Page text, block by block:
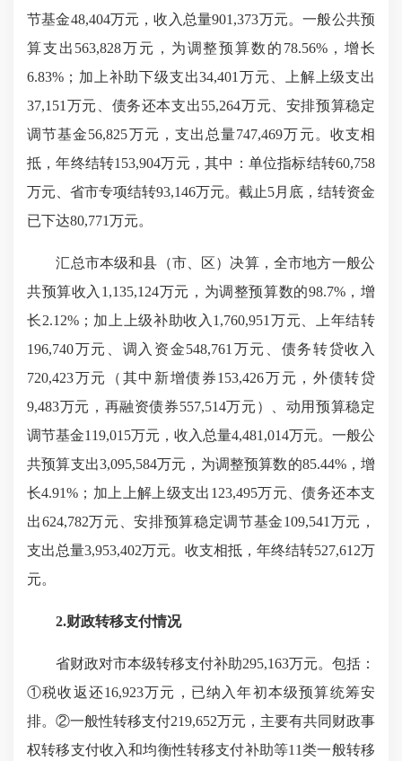
节基金48,404万元，收入总量901,373万元。一般公共预
算支出563,828万元，为调整预算数的78.56%，增长
6.83%；加上补助下级支出34,401万元、上解上级支出
37,151万元、债务还本支出55,264万元、安排预算稳定
调节基金56,825万元，支出总量747,469万元。收支相
抵，年终结转153,904万元，其中：单位指标结转60,758
万元、省市专项结转93,146万元。截止5月底，结转资金
已下达80,771万元。
汇总市本级和县（市、区）决算，全市地方一般公
共预算收入1,135,124万元，为调整预算数的98.7%，增
长2.12%；加上上级补助收入1,760,951万元、上年结转
196,740万元、调入资金548,761万元、债务转贷收入
720,423万元（其中新增债券153,426万元，外债转贷
9,483万元，再融资债券557,514万元）、动用预算稳定
调节基金119,015万元，收入总量4,481,014万元。一般公
共预算支出3,095,584万元，为调整预算数的85.44%，增
长4.91%；加上上解上级支出123,495万元、债务还本支
出624,782万元、安排预算稳定调节基金109,541万元，
支出总量3,953,402万元。收支相抵，年终结转527,612万
元。
2.财政转移支付情况
省财政对市本级转移支付补助295,163万元。包括：
①税收返还16,923万元，已纳入年初本级预算统筹安
排。②一般性转移支付219,652万元，主要有共同财政事
权转移支付收入和均衡性转移支付补助等11类一般转移